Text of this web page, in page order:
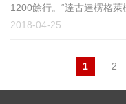
1200餘行。“達古達楞格
故事”。
2018-04-25
1 2